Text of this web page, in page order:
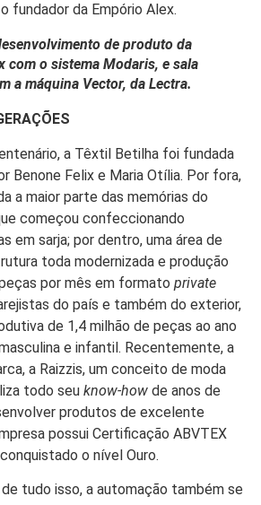
fundador da Empório Alex.
de produto da
com o sistema Modaris, e sala
a máquina Vector, da Lectra.
a Têxtil Betilha foi fundada
Benone Felix e Maria Otília. Por fora,
a maior parte das memórias do
começou confeccionando
em sarja; por dentro, uma área de
toda modernizada e produção
por mês em formato private
do país e também do exterior,
de 1,4 milhão de peças ao ano
e infantil. Recentemente, a
a Raizzis, um conceito de moda
todo seu know-how de anos de
produtos de excelente
possui Certificação ABVTEX
o nível Ouro.
tudo isso, a automação também se